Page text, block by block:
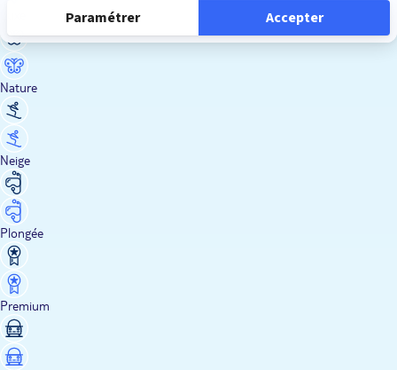
Nature
Neige
Plongée
Premium